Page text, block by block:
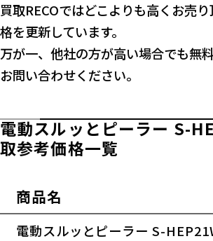
買取RECOではどこよりも高くお売
格を更新しています。
万が一、他社の方が高い場合でも無
お問い合わせください。
電動スルッとピーラー S-
取参考価格一覧
商品名
電動スルッとピーラー S-